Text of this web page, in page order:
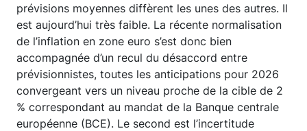
prévisions moyennes diffèrent les unes des autres. Il
est aujourd’hui très faible. La récente normalisation
de l’inflation en zone euro s’est donc bien
accompagnée d’un recul du désaccord entre
prévisionnistes, toutes les anticipations pour 2026
convergeant vers un niveau proche de la cible de 2
% correspondant au mandat de la Banque centrale
européenne (BCE). Le second est l’incertitude